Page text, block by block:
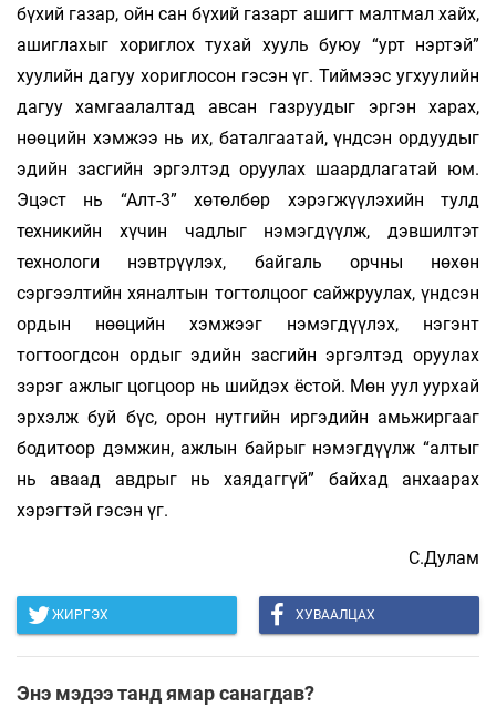
бүхий газар, ойн сан бүхий газарт ашигт малтмал хайх,
ашиглахыг хориглох тухай хууль буюу “урт нэртэй”
хуулийн дагуу хориглосон гэсэн үг. Тиймээс угхуулийн
дагуу хамгаалалтад авсан газруудыг эргэн харах,
нөөцийн хэмжээ нь их, баталгаатай, үндсэн ордуудыг
эдийн засгийн эргэлтэд оруулах шаардлагатай юм.
Эцэст нь “Алт-3” хөтөлбөр хэрэгжүүлэхийн тулд
техникийн хүчин чадлыг нэмэгдүүлж, дэвшилтэт
технологи нэвтрүүлэх, байгаль орчны нөхөн
сэргээлтийн хяналтын тогтолцоог сайжруулах, үндсэн
ордын нөөцийн хэмжээг нэмэгдүүлэх, нэгэнт
тогтоогдсон ордыг эдийн засгийн эргэлтэд оруулах
зэрэг ажлыг цогцоор нь шийдэх ёстой. Мөн уул уурхай
эрхэлж буй бүс, орон нутгийн иргэдийн амьжиргааг
бодитоор дэмжин, ажлын байрыг нэмэгдүүлж “алтыг
нь аваад авдрыг нь хаядаггүй” байхад анхаарах
хэрэгтэй гэсэн үг.
С.Дулам
ЖИРГЭХ ХУВААЛЦАХ
Энэ мэдээ танд ямар санагдав?